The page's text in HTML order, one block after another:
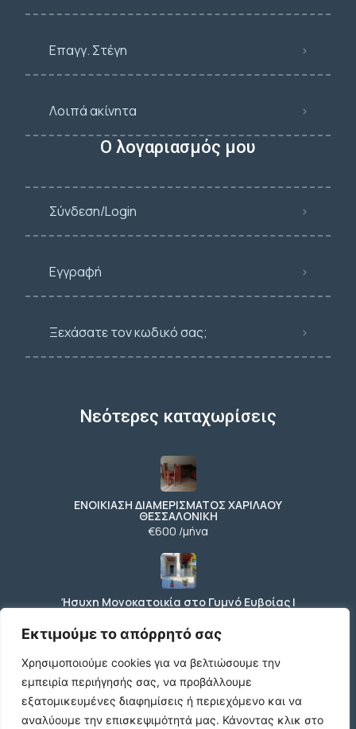
Εκτιμούμε το απόρρητό σας
Χρησιμοποιούμε cookies για να βελτιώσουμε την
εμπειρία περιήγησής σας, να προβάλλουμε
εξατομικευμένες διαφημίσεις ή περιεχόμενο και να
αναλύουμε την επισκεψιμότητά μας. Κάνοντας κλικ στο
Επαγγ. Στέγη
Λοιπά ακίνητα
Ο λογαριασμός μου
Σύνδεση/Login
Εγγραφή
Ξεχάσατε τον κωδικό σας;
Νεότερες καταχωρίσεις
ΕΝΟΙΚΙΑΣΗ ΔΙΑΜΕΡΙΣΜΑΤΟΣ ΧΑΡΙΛΑΟΥ
ΘΕΣΣΑΛΟΝΙΚΗ
€600 /μήνα
Ήσυχη Μονοκατοικία στο Γυμνό Ευβοίας |
Κοντά σε Θάλασσα & Βουνό
€52 /μήνα
ΕΝΟΙΚΙΑΣΗ ΔΙΑΜΕΡΙΣΜΑΤΟΣ ΧΑΡΙΛΑΟΥ
ΘΕΣΣΑΛΟΝΙΚΗ
€600 /μήνα